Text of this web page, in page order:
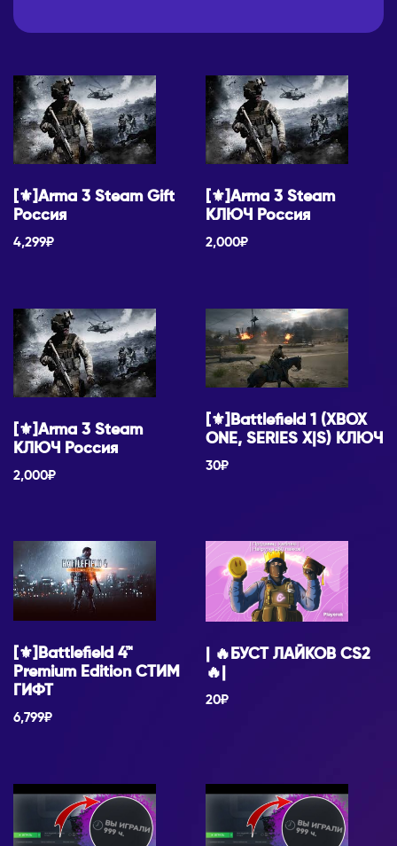
[⚜]Arma 3 Steam Gift
Россия
4,299₽
[⚜]Arma 3 Steam
КЛЮЧ Россия
2,000₽
[⚜]Arma 3 Steam
КЛЮЧ Россия
2,000₽
[⚜]Battlefield 1 (XBOX
ONE, SERIES X|S) КЛЮЧ
30₽
[⚜]Battlefield 4™
Premium Edition СТИМ
ГИФТ
6,799₽
| 🔥БУСТ ЛАЙКОВ CS2
🔥|
20₽